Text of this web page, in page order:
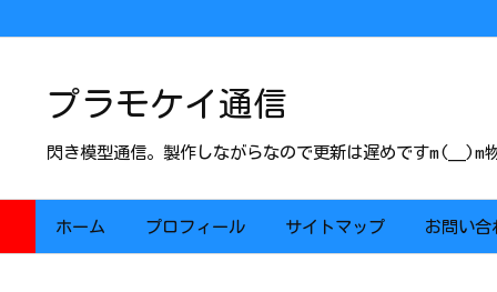
プラモケイ通信
閃き模型通信。製作しながらなので更新は遅めです
ホーム プロフィール サイトマップ お問い合